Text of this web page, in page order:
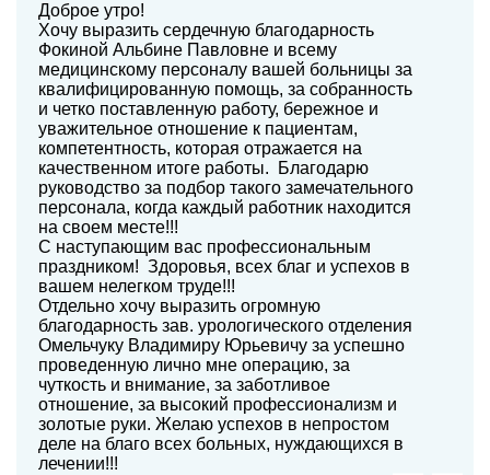
Доброе утро!
Хочу выразить сердечную благодарность
Фокиной Альбине Павловне и всему
медицинскому персоналу вашей больницы за
квалифицированную помощь, за собранность
и четко поставленную работу, бережное и
уважительное отношение к пациентам,
компетентность, которая отражается на
качественном итоге работы. Благодарю
руководство за подбор такого замечательного
персонала, когда каждый работник находится
на своем месте!!!
С наступающим вас профессиональным
праздником! Здоровья, всех благ и успехов в
вашем нелегком труде!!!
Отдельно хочу выразить огромную
благодарность зав. урологического отделения
Омельчуку Владимиру Юрьевичу за успешно
проведенную лично мне операцию, за
чуткость и внимание, за заботливое
отношение, за высокий профессионализм и
золотые руки. Желаю успехов в непростом
деле на благо всех больных, нуждающихся в
лечении!!!